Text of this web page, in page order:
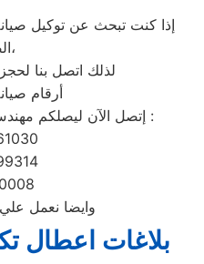
إذا كنت تبحث عن توكيل
الصحيح،
لذلك اتصل بنا
أرقام
إتصل الآن ليصلكم مهندس الصيانة على الأرقام التالية :
وايضا نعمل
بلاغات اعطال